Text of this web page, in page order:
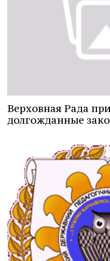
Верховная Рада
долгожданные